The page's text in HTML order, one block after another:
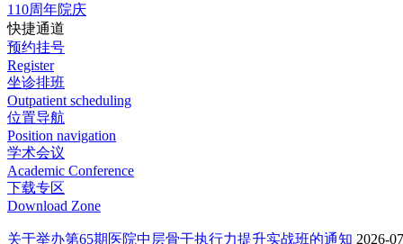
110周年院庆
快捷通道
预约挂号
Register
坐诊排班
Outpatient scheduling
位置导航
Position navigation
学术会议
Academic Conference
下载专区
Download Zone
关于举办第65期医院中层骨干执行力提升实战班的通知 2026-